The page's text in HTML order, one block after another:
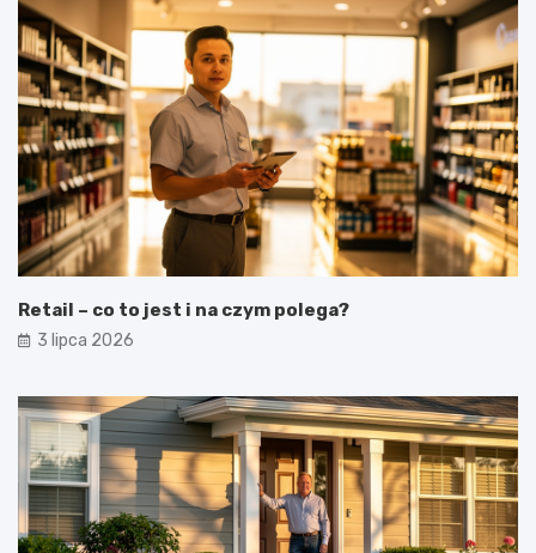
Retail – co to jest i na czym polega?
3 lipca 2026